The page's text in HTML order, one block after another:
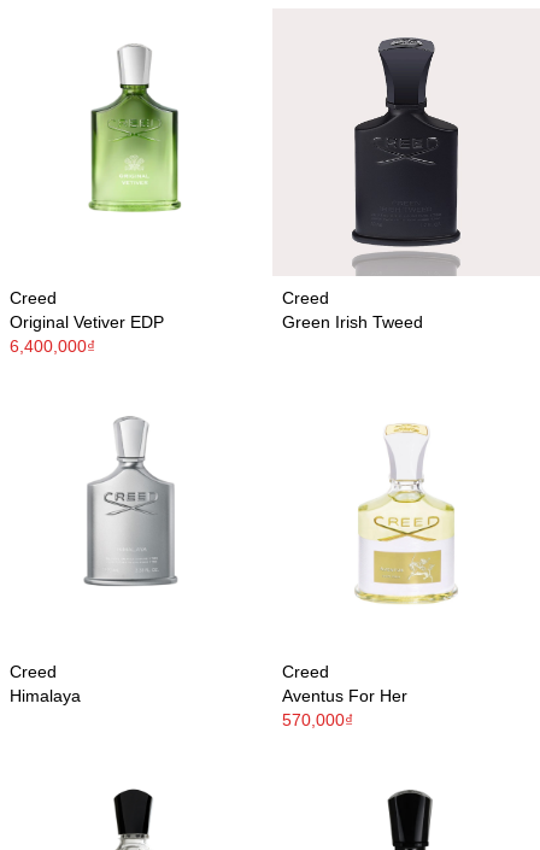
Creed
Original Vetiver EDP
6,400,000₫
Creed
Green Irish Tweed
Creed
Himalaya
Creed
Aventus For Her
570,000₫